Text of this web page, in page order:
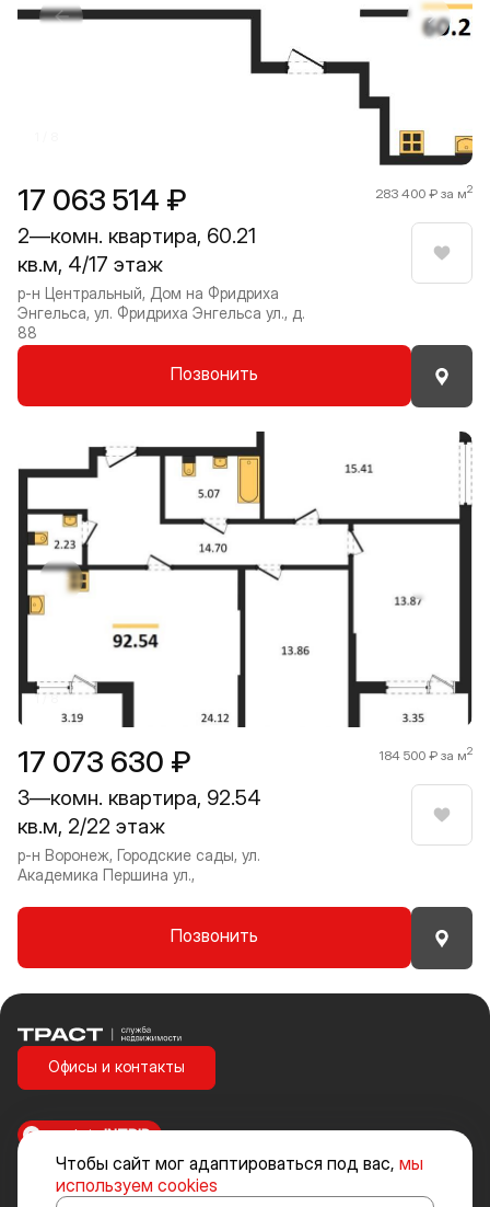
17 063 514 ₽ 283 400 ₽ за м2
2—комн. квартира, 60.21
кв.м, 4/17 этаж
р-н Центральный, Дом на Фридриха
Энгельса, ул. Фридриха Энгельса ул., д.
88
Позвонить
Прокрутить влево
17 073 630 ₽ 184 500 ₽ за м2
3—комн. квартира, 92.54
кв.м, 2/22 этаж
р-н Воронеж, Городские сады, ул.
Академика Першина ул.,
Позвонить
1 / 8
Прокрутить влево
Чтобы сайт мог адаптироваться под вас, мы
используем cookies
Траст | Служба недвижимости
Офисы и контакты
Стоимость объектов недвижимости и иных товаров и услуг, не
включенных в «Прайс-лист» носит исключительно информационный
made inINTRID